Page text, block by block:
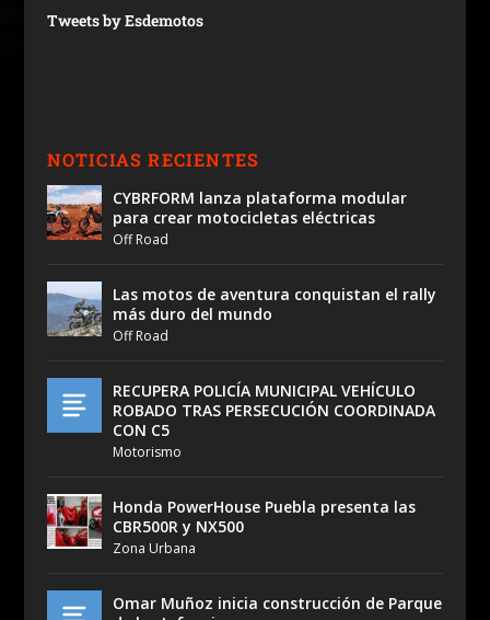
Tweets by Esdemotos
NOTICIAS RECIENTES
CYBRFORM lanza plataforma modular
para crear motocicletas eléctricas
Off Road
Las motos de aventura conquistan el rally
más duro del mundo
Off Road
RECUPERA POLICÍA MUNICIPAL VEHÍCULO
ROBADO TRAS PERSECUCIÓN COORDINADA
CON C5
Motorismo
Honda PowerHouse Puebla presenta las
CBR500R y NX500
Zona Urbana
Omar Muñoz inicia construcción de Parque